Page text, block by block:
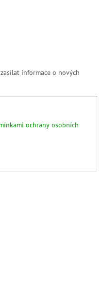
informace o nových
ochrany osobních